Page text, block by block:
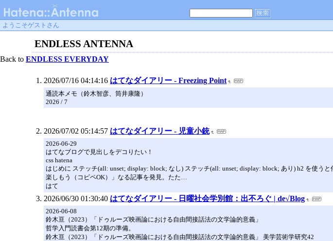
ようこそゲストさん
ENDLESS ANTENNA
Back to ENDLESS EVERYDAY
2026/07/16 04:14:16 はてなダイアリー - Freezing Point
通読本メモ（鈴木智彦、筒井康隆）
2026 / 7
2026/07/02 05:14:57 はてなダイアリー - 児童小銃
2026-06-29
はてなブログで見出しをデコりたい！
css hatena
はじめに ステッチ(all: unset; display: block; なし) ステッチ(all: unset; display: block; あり) h2 を使
楽しもう（コピペOK）」なる記事を発見。たた…
はて
2026/06/30 01:30:40 はてなダイアリー - 日曜社会学別館：出不ろぐ | de√Blog
2026-06-08
鈴木亘（2023）「ドゥルーズ映画論における自由間接話法の文学論的意義」
哲学入門読書会第12期の準備。
鈴木亘（2023）「ドゥルーズ映画論における自由間接話法の文学論的意義」 美学芸術学研究42